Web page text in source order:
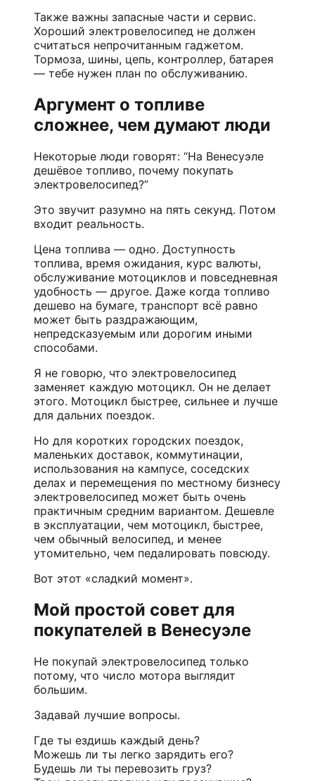
Также важны запасные части и сервис.
Хороший электровелосипед не должен
считаться непрочитанным гаджетом.
Тормоза, шины, цепь, контроллер, батарея
— тебе нужен план по обслуживанию.
Аргумент о топливе
сложнее, чем думают люди
Некоторые люди говорят: “На Венесуэле
дешёвое топливо, почему покупать
электровелосипед?”
Это звучит разумно на пять секунд. Потом
входит реальность.
Цена топлива — одно. Доступность
топлива, время ожидания, курс валюты,
обслуживание мотоциклов и повседневная
удобность — другое. Даже когда топливо
дешево на бумаге, транспорт всё равно
может быть раздражающим,
непредсказуемым или дорогим иными
способами.
Я не говорю, что электровелосипед
заменяет каждую мотоцикл. Он не делает
этого. Мотоцикл быстрее, сильнее и лучше
для дальних поездок.
Но для коротких городских поездок,
маленьких доставок, коммутинации,
использования на кампусе, соседских
делах и перемещения по местному бизнесу
электровелосипед может быть очень
практичным средним вариантом. Дешевле
в эксплуатации, чем мотоцикл, быстрее,
чем обычный велосипед, и менее
утомительно, чем педалировать повсюду.
Вот этот «сладкий момент».
Мой простой совет для
покупателей в Венесуэле
Не покупай электровелосипед только
потому, что число мотора выглядит
большим.
Задавай лучшие вопросы.
Где ты ездишь каждый день?
Можешь ли ты легко зарядить его?
Будешь ли ты перевозить груз?